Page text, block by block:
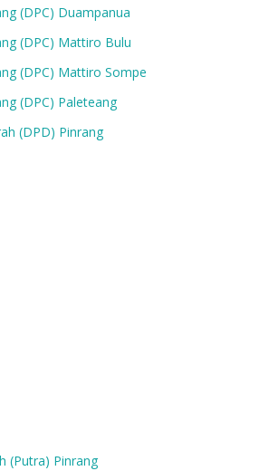
(DPC) Duampanua
(DPC) Mattiro Bulu
(DPC) Mattiro Sompe
(DPC) Paleteang
(DPD) Pinrang
(Putra) Pinrang